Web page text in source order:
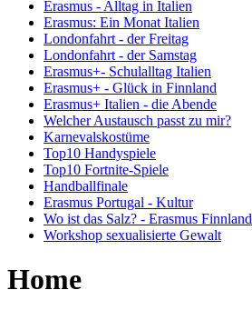
Erasmus - Alltag in Italien
Erasmus: Ein Monat Italien
Londonfahrt - der Freitag
Londonfahrt - der Samstag
Erasmus+- Schulalltag Italien
Erasmus+ - Glück in Finnland
Erasmus+ Italien - die Abende
Welcher Austausch passt zu mir?
Karnevalskostüme
Top10 Handyspiele
Top10 Fortnite-Spiele
Handballfinale
Erasmus Portugal - Kultur
Wo ist das Salz? - Erasmus Finnland
Workshop sexualisierte Gewalt
Home